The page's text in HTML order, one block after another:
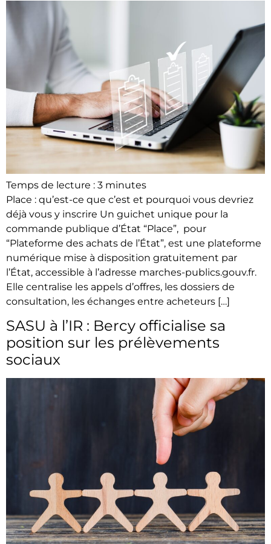
Temps de lecture : 3 minutes
Place : qu’est-ce que c’est et pourquoi vous devriez
déjà vous y inscrire Un guichet unique pour la
commande publique d’État “Place”, pour
“Plateforme des achats de l’État”, est une plateforme
numérique mise à disposition gratuitement par
l’État, accessible à l’adresse marches-publics.gouv.fr.
Elle centralise les appels d’offres, les dossiers de
consultation, les échanges entre acheteurs […]
SASU à l’IR : Bercy officialise sa
position sur les prélèvements
sociaux